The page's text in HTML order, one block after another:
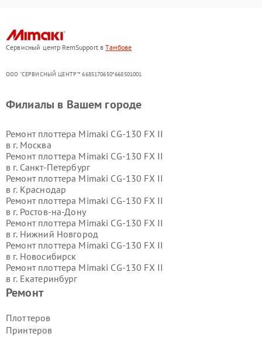
Сервисный центр RemSupport вТамбове
ООО "СЕРВИСНЫЙ ЦЕНТР"* 6685170650*668501001
Ремонт
Плоттеров
Принтеров
Филиалы в Вашем городе
Ремонт плоттера Mimaki CG-130 FX II
в г. Москва
Ремонт плоттера Mimaki CG-130 FX II
в г. Санкт-Петербург
Ремонт плоттера Mimaki CG-130 FX II
в г. Краснодар
Ремонт плоттера Mimaki CG-130 FX II
в г. Ростов-на-Дону
Ремонт плоттера Mimaki CG-130 FX II
в г. Нижний Новгород
Ремонт плоттера Mimaki CG-130 FX II
в г. Новосибирск
Ремонт плоттера Mimaki CG-130 FX II
в г. Екатеринбург
Ремонт плоттера Mimaki CG-130 FX II
Ремонт плоттера Mimaki CG-130 FX II
в г.Воронеж
Ремонт плоттера Mimaki CG-130 FX II